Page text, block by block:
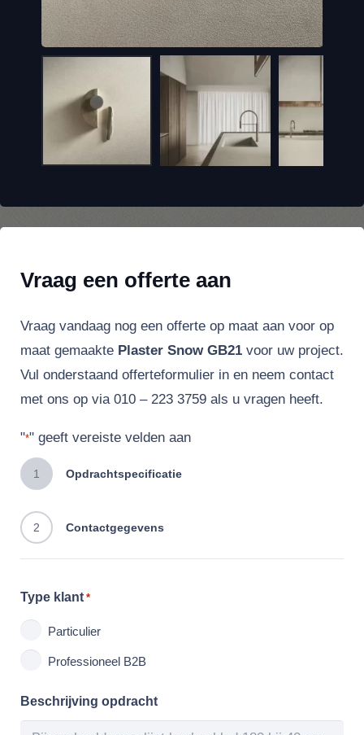
Vraag een offerte aan
Vraag vandaag nog een offerte op maat aan voor op
maat gemaakte Plaster Snow GB21 voor uw project.
Vul onderstaand offerteformulier in en neem contact
met ons op via 010 – 223 3759 als u vragen heeft.
"*" geeft vereiste velden aan
1 Opdrachtspecificatie
2 Contactgegevens
Type klant *
Particulier
Professioneel B2B
Beschrijving opdracht